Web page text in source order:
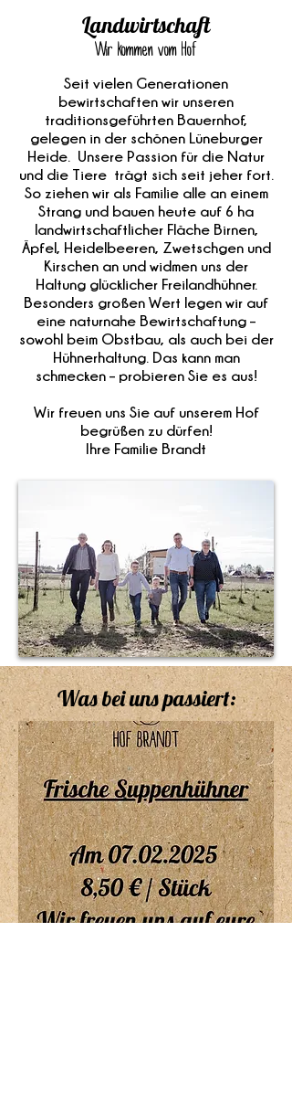
Landwirtschaft
Wir kommen vom Hof
Seit vielen Generationen
bewirtschaften wir unseren
traditionsgeführten Bauernhof,
gelegen in der schönen Lüneburger
Heide. Unsere Passion für die Natur
und die Tiere trägt sich seit jeher fort.
So ziehen wir als Familie alle an einem
Strang und bauen heute auf 6 ha
landwirtschaftlicher Fläche Birnen,
Äpfel, Heidelbeeren, Zwetschgen und
Kirschen an und widmen uns der
Haltung glücklicher Freilandhühner.
Besonders großen Wert legen wir auf
eine naturnahe Bewirtschaftung –
sowohl beim Obstbau, als auch bei der
Hühnerhaltung. Das kann man
schmecken – probieren Sie es aus!
Wir freuen uns Sie auf unserem Hof
begrüßen zu dürfen!
Ihre Familie Brandt
Was bei uns passiert: